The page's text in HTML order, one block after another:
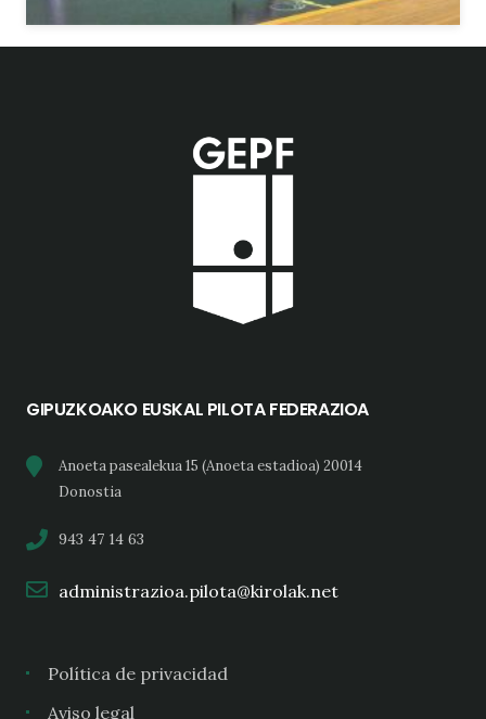
GIPUZKOAKO EUSKAL PILOTA FEDERAZIOA
Anoeta pasealekua 15 (Anoeta estadioa) 20014
Donostia
943 47 14 63
administrazioa.pilota@kirolak.net
Política de privacidad
Aviso legal